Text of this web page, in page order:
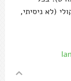
(לא ניסיתי,